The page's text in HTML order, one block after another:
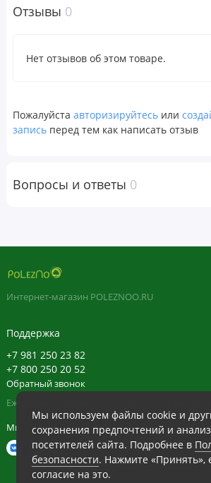
Рекомендации по применению
​Натуральные подсластители
ГМО, фруктоза), стеариновая кислота,
диоксид кремния.
Предупреждения
месте.
Хранить в недоступном для детей месте.
Отказ от ответственности
Команда POLEZNOO всегда стремится
максимальной точности в
своей продукции. Однако некоторые
Отзывы 0
Нет отзывов об этом товаре.
Пожалуйста авторизируйтесь или
запись перед тем как написать отзыв
Вопросы и ответы 0
Мы используем файлы cookie и
сохранения предпочтений и
посетителей сайта. Подробнее в
безопасности. Нажмите «Принять»,
согласие на это.
Интернет-магазин POLEZNOO.RU
Поддержка
+7 981 250 23 82
+7 800 250 20 52
Обратный звонок
Ежедневно в будние с 11:30 до 20:30, в
Мы в сети